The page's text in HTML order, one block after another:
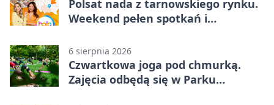
Polsat nada z tarnowskiego rynku.
Weekend pełen spotkań i
6 sierpnia 2026
Czwartkowa joga pod chmurką.
Zajęcia odbędą się w Parku